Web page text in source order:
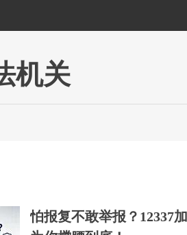
机关
怕报复不敢举报？12337